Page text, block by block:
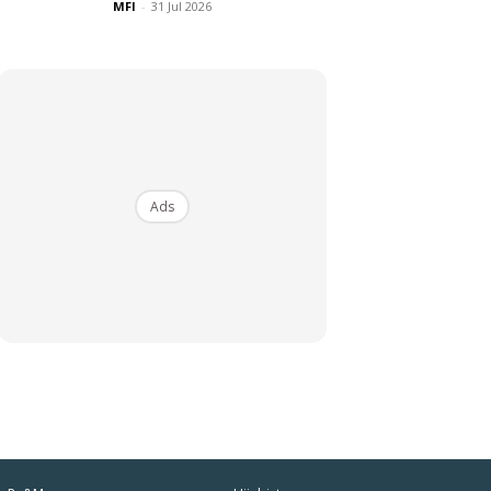
MFI - 31 Jul 2026
Ads